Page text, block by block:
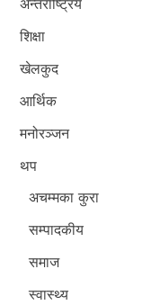
अन्तर्राष्ट्रिय
शिक्षा
खेलकुद
आर्थिक
मनोरञ्जन
थप
अचम्मका कुरा
सम्पादकीय
समाज
स्वास्थ्य